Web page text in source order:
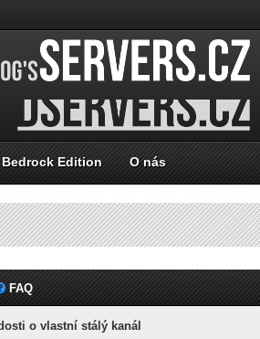
Edition O nás
FAQ
o vlastní stálý kanál